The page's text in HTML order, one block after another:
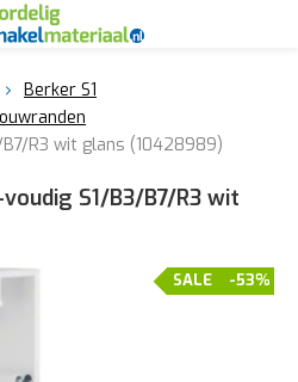
Berker S1
R3 wit glans (10428989)
S1/B3/B7/R3 wit
-53%
SALE